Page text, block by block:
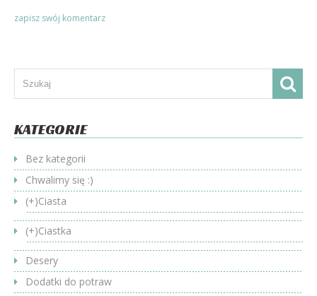
KATEGORIE
Bez kategorii
Chwalimy się :)
(+)Ciasta
(+)Ciastka
Desery
Dodatki do potraw